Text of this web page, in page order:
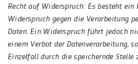
Recht auf Widerspruch: Es besteht ein
Widerspruch gegen die Verarbeitung
Daten. Ein Widerspruch führt jedoch
einem Verbot der Datenverarbeitung,
Einzelfall durch die speichernde Stelle